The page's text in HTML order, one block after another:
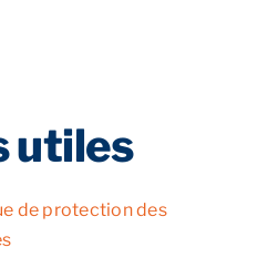
utiles
de protection des